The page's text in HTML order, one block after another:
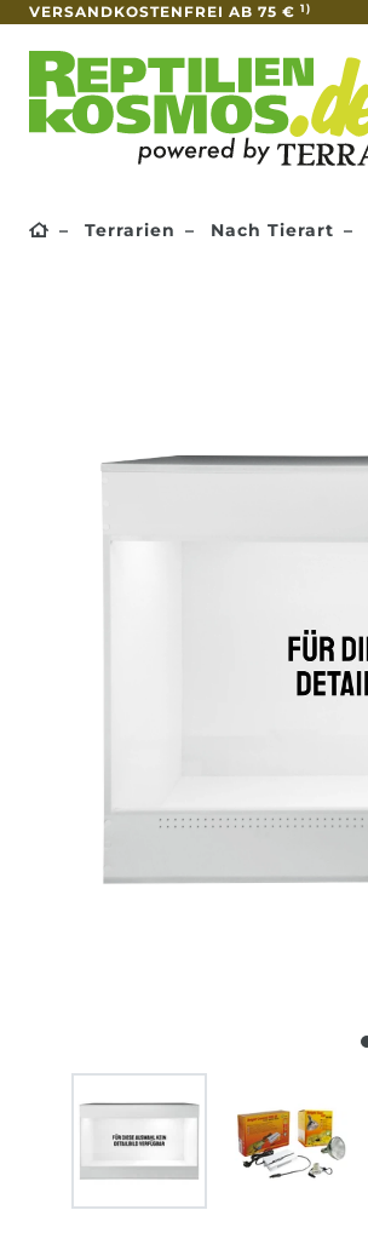
VERSANDKOSTENFREI AB 75 € 1)
Terrarien Nach Tierart